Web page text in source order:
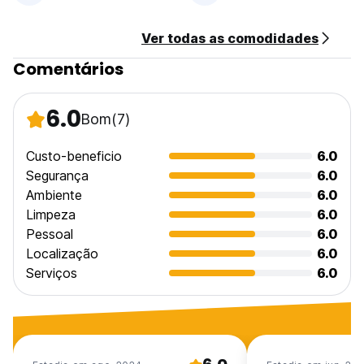
Ver todas as comodidades
Comentários
6.0Bom(7)
Custo-beneficio
6.0
Segurança
6.0
Ambiente
6.0
Limpeza
6.0
Pessoal
6.0
Localização
6.0
Serviços
6.0